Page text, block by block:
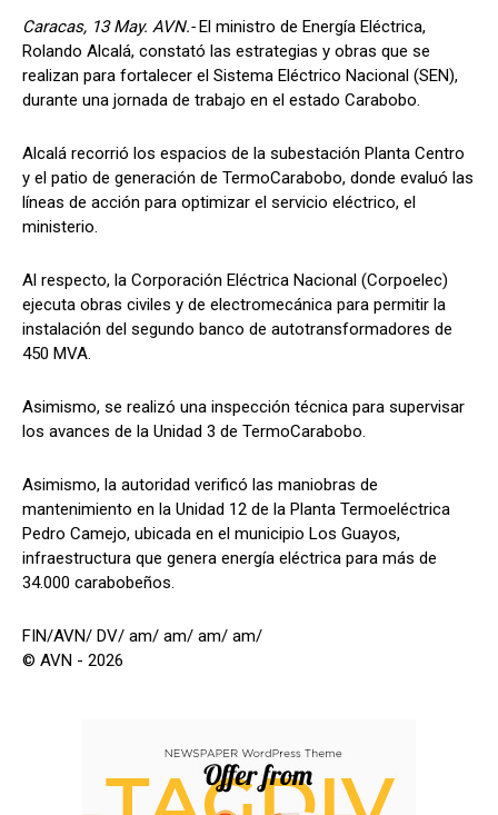
Caracas, 13 May. AVN.-El ministro de Energía Eléctrica,
Rolando Alcalá, constató las estrategias y obras que se
realizan para fortalecer el Sistema Eléctrico Nacional (SEN),
durante una jornada de trabajo en el estado Carabobo.
Alcalá recorrió los espacios de la subestación Planta Centro
y el patio de generación de TermoCarabobo, donde evaluó las
líneas de acción para optimizar el servicio eléctrico, el
ministerio.
Al respecto, la Corporación Eléctrica Nacional (Corpoelec)
ejecuta obras civiles y de electromecánica para permitir la
instalación del segundo banco de autotransformadores de
450 MVA.
Asimismo, se realizó una inspección técnica para supervisar
los avances de la Unidad 3 de TermoCarabobo.
Asimismo, la autoridad verificó las maniobras de
mantenimiento en la Unidad 12 de la Planta Termoeléctrica
Pedro Camejo, ubicada en el municipio Los Guayos,
infraestructura que genera energía eléctrica para más de
34.000 carabobeños.
FIN/AVN/ DV/ am/ am/ am/ am/
© AVN - 2026